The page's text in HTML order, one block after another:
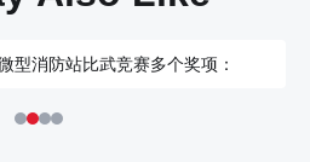
型消防站比武竞赛多个奖项：